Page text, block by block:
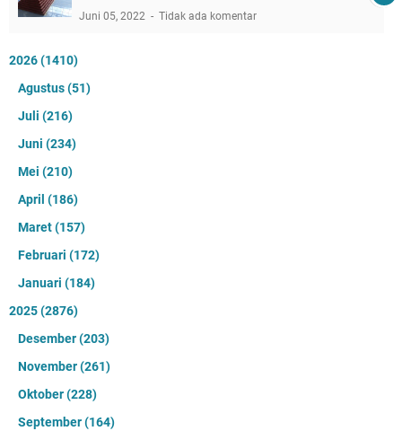
Juni 05, 2022 Tidak ada komentar
2026(1410)
Agustus(51)
Juli (216)
Juni (234)
Mei (210)
April (186)
Maret(157)
Februari (172)
Januari (184)
2025(2876)
Desember(203)
November(261)
Oktober(228)
September(164)